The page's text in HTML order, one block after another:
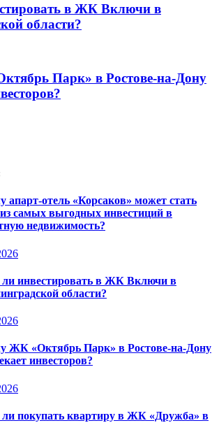
в ЖК Включи в
области?
Парк» в Ростове-на-Дону
апарт-отель «Корсаков» может стать
самых выгодных инвестиций в
недвижимость?
ли инвестировать в ЖК Включи в
области?
ЖК «Октябрь Парк» в Ростове-на-Дону
инвесторов?
покупать квартиру в ЖК «Дружба» в